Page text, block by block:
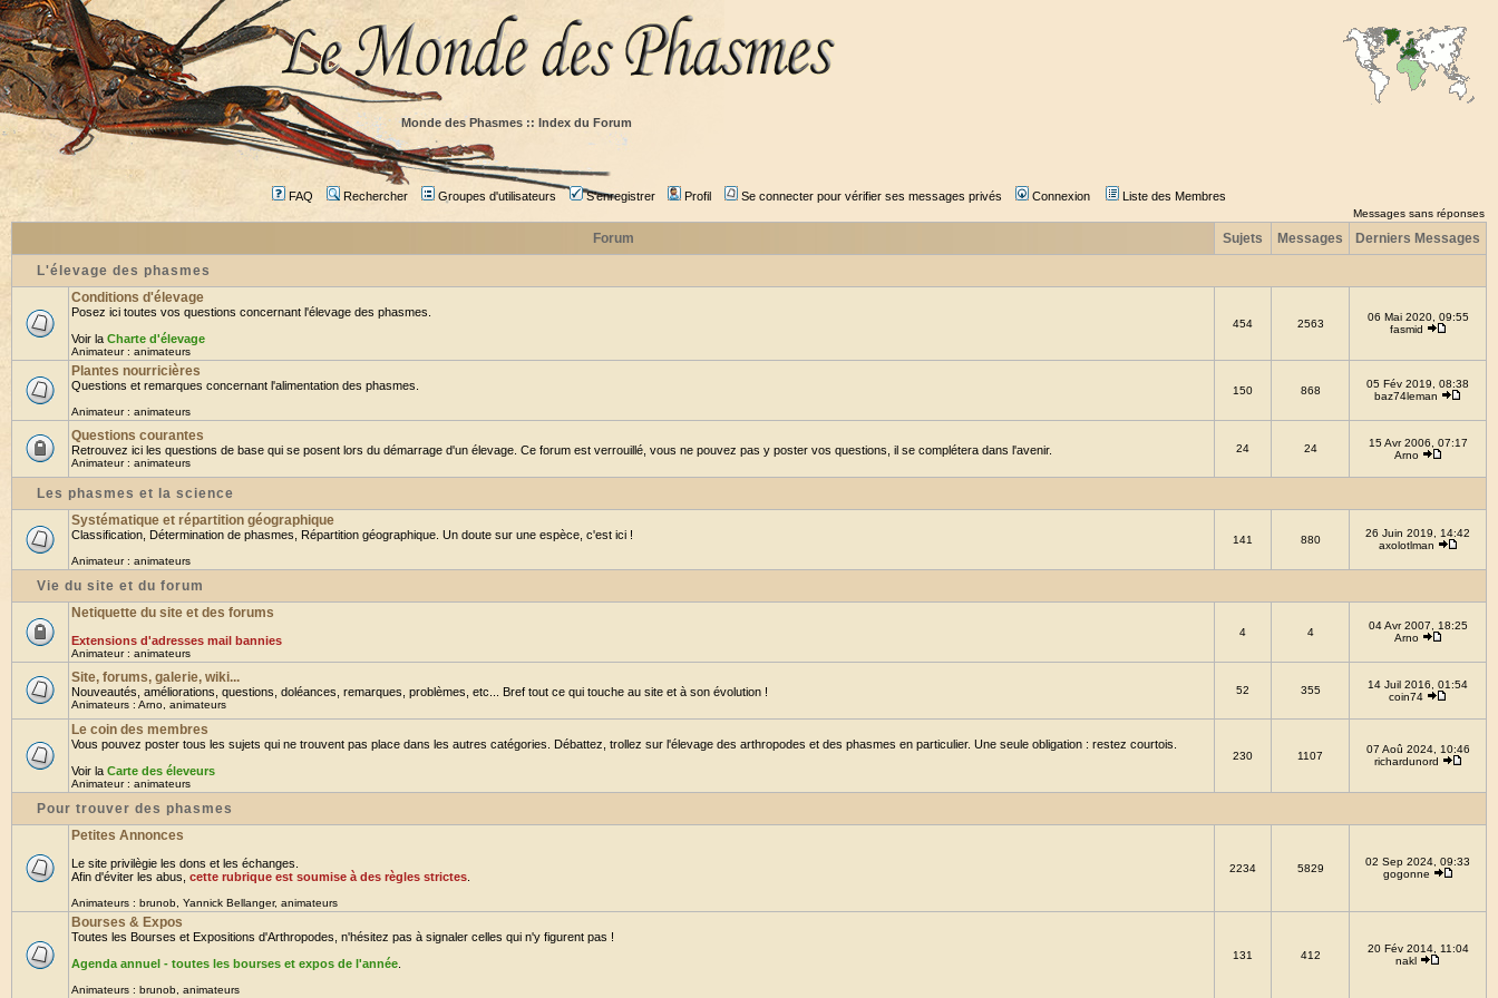
Monde des Phasmes :: Index du Forum
FAQ Rechercher Groupes d'utilisateurs S'enregistrer Profil Se connecter pour vérifier ses messages privés Connexion Liste des Membres
Messages sans réponses
Forum Sujets Messages Derniers Messages
L'élevage des phasmes
Conditions d'élevage
Posez ici toutes vos questions concernant l'élevage des phasmes.
Voir la Charte d'élevage
Animateur : animateurs
454 2563
06 Mai 2020, 09:55
fasmid
Plantes nourricières
Questions et remarques concernant l'alimentation des phasmes.
Animateur : animateurs
150 868
05 Fév 2019, 08:38
baz74leman
Questions courantes
Retrouvez ici les questions de base qui se posent lors du démarrage d'un élevage. Ce forum est verrouillé, vous ne pouvez pas y poster vos questions, il se complétera dans l'avenir.
Animateur : animateurs
24 24
15 Avr 2006, 07:17
Arno
Les phasmes et la science
Systématique et répartition géographique
Classification, Détermination de phasmes, Répartition géographique. Un doute sur une espèce, c'est ici !
Animateur : animateurs
141 880
26 Juin 2019, 14:42
axolotlman
Vie du site et du forum
Netiquette du site et des forums
Extensions d'adresses mail bannies
Animateur : animateurs
4 4
04 Avr 2007, 18:25
Arno
Site, forums, galerie, wiki...
Nouveautés, améliorations, questions, doléances, remarques, problèmes, etc... Bref tout ce qui touche au site et à son évolution !
Animateurs : Arno animateurs
52 355
14 Juil 2016, 01:54
coin74
Le coin des membres
Vous pouvez poster tous les sujets qui ne trouvent pas place dans les autres catégories. Débattez, trollez sur l'élevage des arthropodes et des phasmes en particulier. Une seule obligation : restez courtois.
Voir la Carte des éleveurs
Animateur : animateurs
230 1107
07 Aoû 2024, 10:46
richardunord
Pour trouver des phasmes
Petites Annonces
Le site privilègie les dons et les échanges.
Afin d'éviter les abus, cette rubrique est soumise à des règles strictes
Animateurs : brunob Yannick Bellanger, animateurs
2234 5829
02 Sep 2024, 09:33
gogonne
Bourses & Expos
Toutes les Bourses et Expositions d'Arthropodes, n'hésitez pas à signaler celles qui n'y figurent pas !
Agenda annuel - toutes les bourses et expos de l'année
Animateurs : brunob animateurs
131 412
20 Fév 2014, 11:04
nakl